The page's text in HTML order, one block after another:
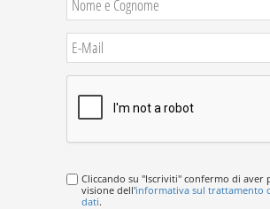
Cliccando su "Iscriviti" confermo di aver
visione dell'informativa sul trattamento
dati.